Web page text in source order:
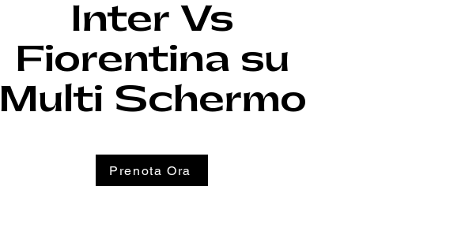
Inter Vs
Fiorentina su
Multi Schermo
Prenota Ora